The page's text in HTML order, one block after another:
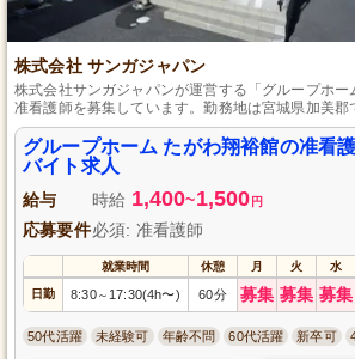
株式会社 サンガジャパン
株式会社サンガジャパンが運営する「グループホー
准看護師を募集しています。勤務地は宮城県加美郡
トの雇用形態で、地域密着型の医療サービスを提
か？あなたのスキルと情熱を活かし、私たちと共
う。興味を持った方はぜひご応募ください。
グループホーム たがわ翔裕館の准看
バイト求人
給与 時給 1,400~1,500 円
応募要件必須: 准看護師
就業時間 休憩 月 火 水
日勤 8:30～ 17:30(4h〜) 60分 募集 募集 募集
50代活躍 未経験可 年齢不問 60代活躍 新卒可